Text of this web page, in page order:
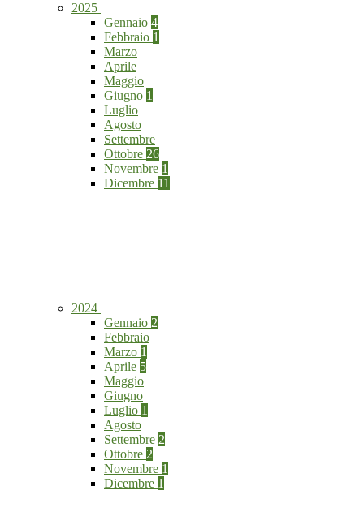
2025
Gennaio 4
Febbraio 1
Marzo
Aprile
Maggio
Giugno 1
Luglio
Agosto
Settembre
Ottobre 26
Novembre 1
Dicembre 11
2024
Gennaio 2
Febbraio
Marzo 1
Aprile 5
Maggio
Giugno
Luglio 1
Agosto
Settembre 2
Ottobre 2
Novembre 1
Dicembre 1